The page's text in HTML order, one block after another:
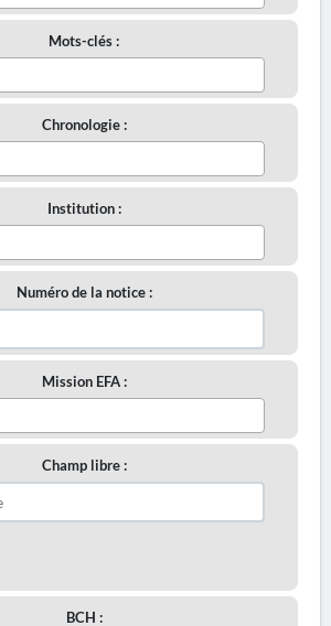
Mots-clés :
Chronologie :
Institution :
Numéro de la notice :
Mission EFA :
Champ libre :
BCH :